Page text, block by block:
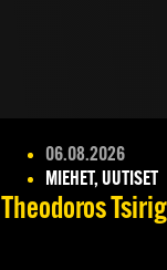
06.08.2026
MIEHET, UUTISET
Theodoros